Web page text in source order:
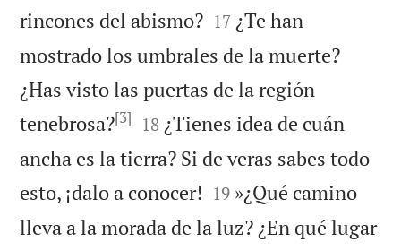
rincones del abismo?
17 ¿Te han
mostrado los umbrales de la muerte?
¿Has visto las puertas de la región
tenebrosa?[3] 

18 ¿Tienes idea de cuán
ancha es la tierra? Si de veras sabes todo
esto, ¡dalo a conocer! 

19 »¿Qué camino
lleva a la morada de la luz? ¿En qué lugar